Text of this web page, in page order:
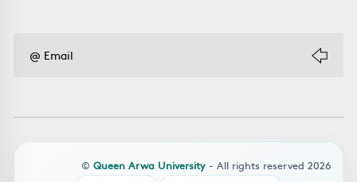
© Queen Arwa University - All rights reserved 2026